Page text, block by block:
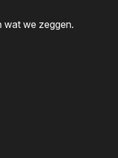
wat we zeggen.